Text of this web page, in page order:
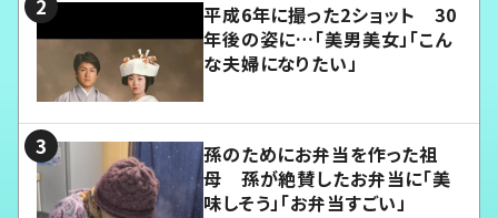
平成6年に撮った2ショット 30
年後の姿に…「美男美女」「こん
な夫婦になりたい」
孫のためにお弁当を作った祖
母 孫が絶賛したお弁当に「美
味しそう」「お弁当すごい」